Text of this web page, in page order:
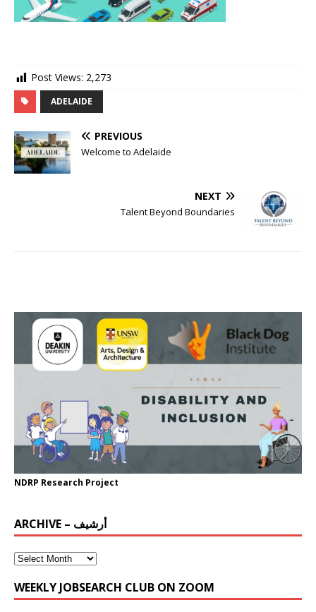
Post Views: 2,273
ADELAIDE
PREVIOUS
Welcome to Adelaide
NEXT
Talent Beyond Boundaries
NDRP Research Project
ARCHIVE – أرشيف
WEEKLY JOBSEARCH CLUB ON ZOOM